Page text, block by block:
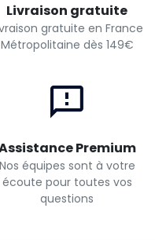
Livraison gratuite
gratuite en France
Métropolitaine dès 149€
Premium
Nos équipes sont à votre
écoute pour toutes vos
questions